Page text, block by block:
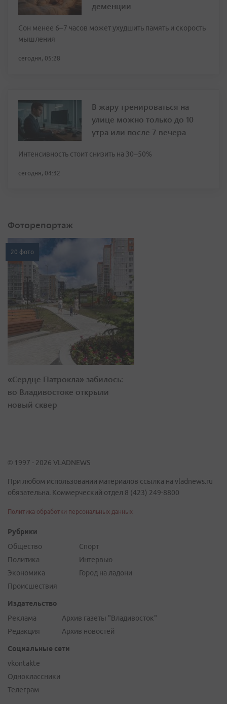
деменции
Сон менее 6–7 часов может ухудшить память и скорость
мышления
сегодня, 05:28
В жару тренироваться на
улице можно только до 10
утра или после 7 вечера
Интенсивность стоит снизить на 30–50%
сегодня, 04:32
Фоторепортаж
20 фото
«Сердце Патрокла» забилось:
во Владивостоке открыли
новый сквер
© 1997 - 2026 VLADNEWS
При любом использовании материалов ссылка на vladnews.ru
обязательна. Коммерческий отдел 8 (423) 249-8800
Политика обработки персональных данных
Рубрики
Общество
Политика
Экономика
Происшествия
Спорт
Интервью
Город на ладони
Издательство
Реклама
Редакция
Архив газеты "Владивосток"
Архив новостей
Социальные сети
vkontakte
Одноклассники
Телеграм